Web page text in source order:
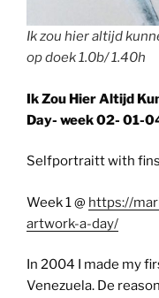
Ik zou hier altijd
op doek 1.0b/ 1.40h
Ik Zou Hier Altijd
Day- week 02- 01-
Selfportraitt with
Week 1 @ https://
artwork-a-day/
In 2004 I made my
Venezuela. De